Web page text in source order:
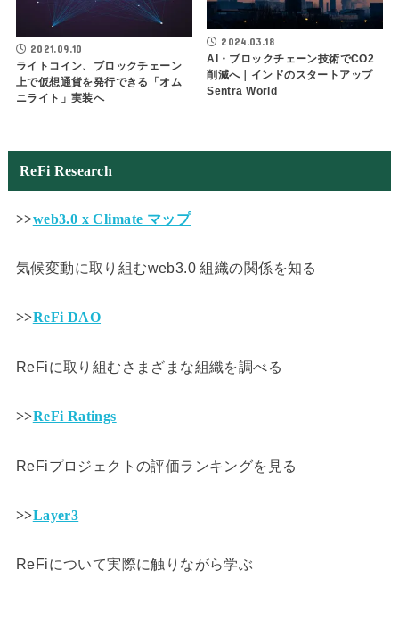
2021.09.10
ライトコイン、ブロックチェーン
上で仮想通貨を発行できる「オム
ニライト」実装へ
2024.03.18
AI・ブロックチェーン技術でCO2
削減へ｜インドのスタートアップ
Sentra World
ReFi Research
>>web3.0 x Climate マップ
気候変動に取り組むweb3.0 組織の関係を知る
>>ReFi DAO
ReFiに取り組むさまざまな組織を調べる
>>ReFi Ratings
ReFiプロジェクトの評価ランキングを見る
>>Layer3
ReFiについて実際に触りながら学ぶ